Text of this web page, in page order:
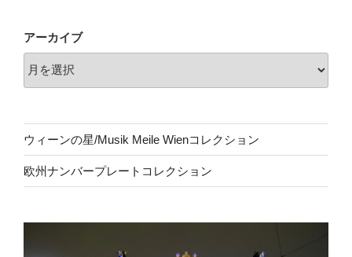
アーカイブ
ウィーンの星/Musik Meile Wienコレクション
欧州ナンバープレートコレクション